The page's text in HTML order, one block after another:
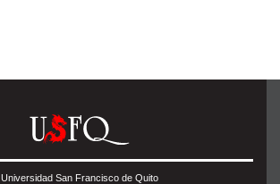
Universidad San Francisco de Quito